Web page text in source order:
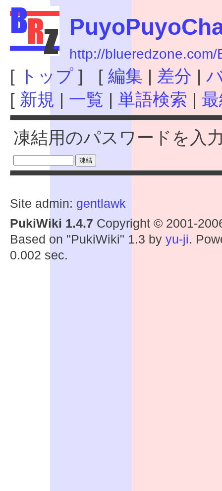
http://
[ トップ] [ 編集 | 差分 |
[ 新規 | 一覧 | 単語検索 |
凍結用のパスワードを入
Site admin: gentlawk
PukiWiki 1.4.7 Copyright © 2001-
Based on "PukiWiki" 1.3 by yu-ji.
0.002 sec.